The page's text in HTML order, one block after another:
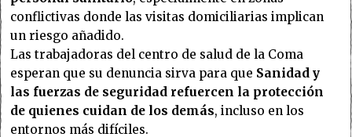
conflictivas donde las visitas domiciliarias implican
un riesgo añadido.
Las trabajadoras del centro de salud de la Coma
esperan que su denuncia sirva para que Sanidad y
las fuerzas de seguridad refuercen la protección
de quienes cuidan de los demás, incluso en los
entornos más difíciles.